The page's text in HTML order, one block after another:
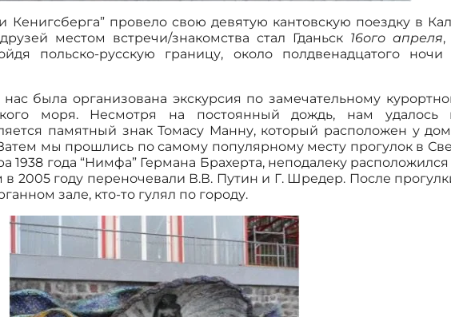
провело свою девятую кантовскую поездку в
местом встречи/знакомства стал Гданьск 16ого апреля,
польско-русскую границу, около полдвенадцатого
была организована экскурсия по замечательному
моря. Несмотря на постоянный дождь, нам удалось
памятный знак Томасу Манну, который расположен у
мы прошлись по самому популярному месту прогулок в
1938 года “Нимфа” Германа Брахерта, неподалеку
2005 году переночевали В.В. Путин и Г. Шредер. После
зале, кто-то гулял по городу.